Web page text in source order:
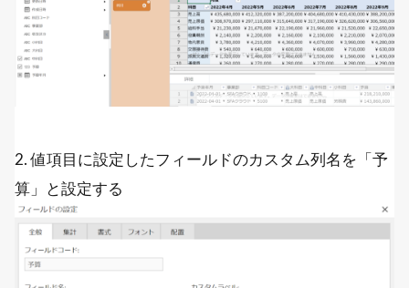
2. 値項目に設定したフィールドのカスタム列名を「予
算」と設定する